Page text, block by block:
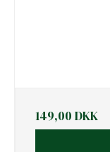
149,00 DKK